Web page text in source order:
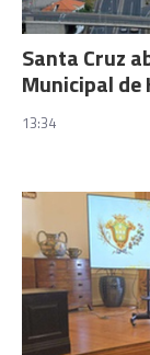
Santa Cruz
Municipal
13:34